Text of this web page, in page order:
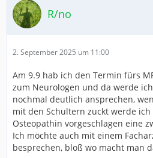
R/no
2. September 2025 um 11:00
Am 9.9 hab ich den Termin fürs
zum Neurologen und da werde
nochmal deutlich ansprechen,
mit den Schultern zuckt werde
Osteopathin vorgeschlagen eine
Ich möchte auch mit einem
besprechen, bloß wo macht man